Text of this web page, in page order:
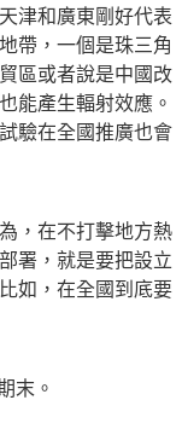
津和廣東剛好代表
帶，一個是珠三角
區或者說是中國改
能產生輻射效應。
驗在全國推廣也會
，在不打擊地方熱
署，就是要把設立
如，在全國到底要
末。